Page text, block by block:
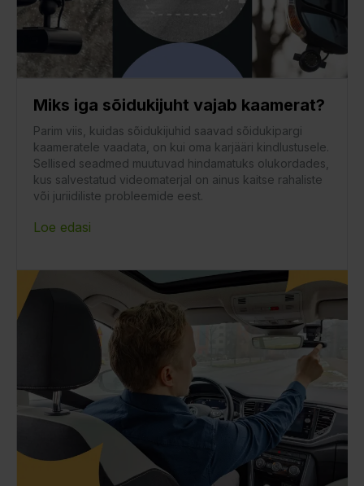
Miks iga sõidukijuht vajab kaamerat?
Parim viis, kuidas sõidukijuhid saavad sõidukipargi
kaameratele vaadata, on kui oma karjääri kindlustusele.
Sellised seadmed muutuvad hindamatuks olukordades,
kus salvestatud videomaterjal on ainus kaitse rahaliste
või juriidiliste probleemide eest.
Loe edasi